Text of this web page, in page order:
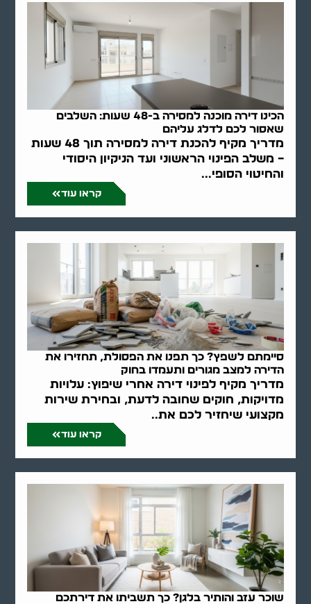
הכינו דירה מוכנה למסירה ב-48 שעות: השלבים
שאסור לכם לדלג עליהם
מדריך מקיף להכנת דירה למסירה תוך 48 שעות
– משלב הפינוי הראשוני ועד הניקיון היסודי
והחיטוי הסופי...
קראו עוד
סיימתם לשפץ? כך תפנו את הפסולת, תחזירו את
הדירה למצב מגורים ותעמדו בחוק
מדריך מקיף לפינוי דירה אחרי שיפוץ: עלויות
מדויקות, חוקים שחובה לדעת, ובחירת שירות
מקצועי שיחזיר לכם את..
קראו עוד
שוכר עזב והותיר בלגן? כך תשביתו את דירתכם